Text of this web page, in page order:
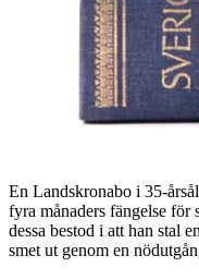
En Landskronabo i 35-
fyra månaders fängelse
dessa bestod i att han stal
smet ut genom en